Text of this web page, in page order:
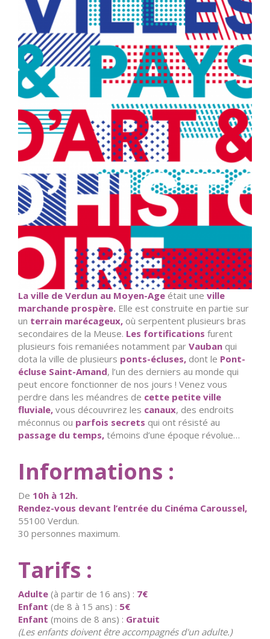
La ville de Verdun au Moyen-Age était une ville
marchande prospère. Elle est construite en partie sur
un terrain marécageux, où serpentent plusieurs bras
secondaires de la Meuse. Les fortifications furent
plusieurs fois remaniées notamment par Vauban qui
dota la ville de plusieurs ponts-écluses, dont le Pont-
écluse Saint-Amand, l’un des derniers au monde qui
peut encore fonctionner de nos jours ! Venez vous
perdre dans les méandres de cette petite ville
fluviale, vous découvrirez les canaux, des endroits
méconnus ou parfois secrets qui ont résisté au
passage du temps, témoins d’une époque révolue…
Informations :
De 10h à 12h.
Rendez-vous devant l’entrée du Cinéma Caroussel,
55100 Verdun.
30 personnes maximum.
Tarifs :
Adulte (à partir de 16 ans) : 7€
Enfant (de 8 à 15 ans) : 5€
Enfant (moins de 8 ans) : Gratuit
(Les enfants doivent être accompagnés d'un adulte.)